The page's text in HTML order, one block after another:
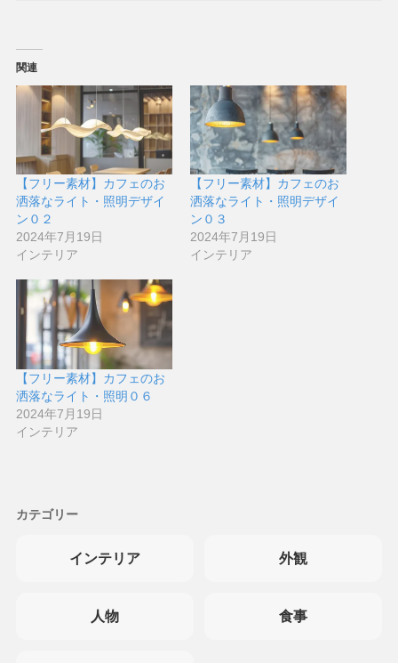
関連
【フリー素材】カフェのお
洒落なライト・照明デザイ
ン０２
2024年7月19日
インテリア
【フリー素材】カフェのお
洒落なライト・照明デザイ
ン０３
2024年7月19日
インテリア
【フリー素材】カフェのお
洒落なライト・照明０６
2024年7月19日
インテリア
カテゴリー
インテリア 外観
人物 食事